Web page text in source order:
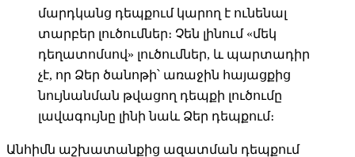
մարդկանց դեպքում կարող է ունենալ
տարբեր լուծումներ։ Չեն լինում «մեկ
դեղատոմսով» լուծումներ, և պարտադիր
չէ, որ Ձեր ծանոթի՝ առաջին հայացքից
նույնանման թվացող դեպքի լուծումը
լավագույնը լինի նաև Ձեր դեպքում։
Անհիմն աշխատանքից ազատման դեպքում